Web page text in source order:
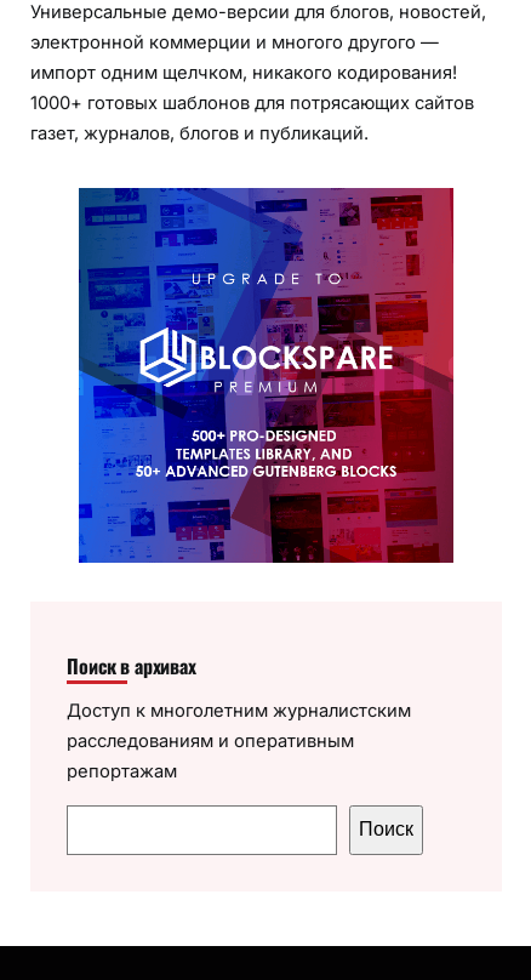
Универсальные демо-версии для блогов, новостей,
электронной коммерции и многого другого —
импорт одним щелчком, никакого кодирования!
1000+ готовых шаблонов для потрясающих сайтов
газет, журналов, блогов и публикаций.
Поиск в архивах
Доступ к многолетним журналистским
расследованиям и оперативным
репортажам
о
Поиск